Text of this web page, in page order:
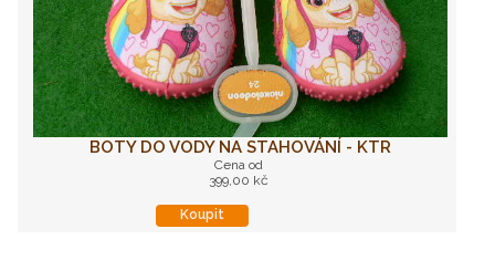
BOTY DO VODY NA STAHOVÁNÍ - KTR
Cena od
399,00 kč
Koupit